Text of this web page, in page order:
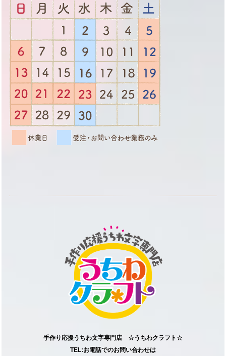
手作り応援うちわ文字専門店 ☆うちわクラフト☆
TEL:お電話でのお問い合わせは